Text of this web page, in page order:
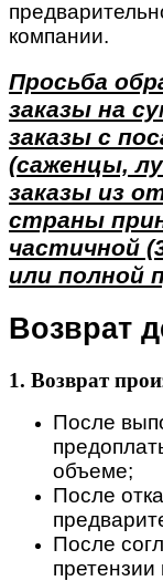
компании.
Просьба
заказы на
заказы с
(саженцы,
заказы из
страны
частичной
или полной
Возврат
1. Возврат
После
объеме;
После
После
претензии